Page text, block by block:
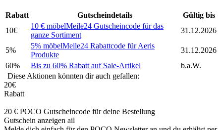
Rabatt Gutscheindetails
Gültig bis
10€
10 € möbelMeile24 Gutscheincode für das
ganze Sortiment
31.12.2026
5%
5% möbelMeile24 Rabattcode für Aeris
Produkte
31.12.2026
60%
Bis zu 60% Rabatt auf Sale-Artikel
b.a.W.
Diese Aktionen könnten dir auch gefallen:
20€
Rabatt
20 € POCO Gutscheincode für deine Bestellung
Gutschein anzeigen ail